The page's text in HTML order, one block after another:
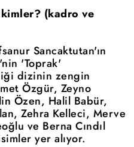
(kadro ve
Sancaktutan'ın
'Toprak'
dizinin zengin
Özgür, Zeyno
Özen, Halil Babür,
Zehra Kelleci, Merve
ve Berna Cındıl
yer alıyor.